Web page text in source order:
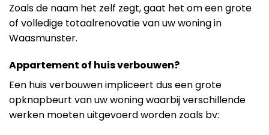
Zoals de naam het zelf zegt, gaat het om een grote
of volledige totaalrenovatie van uw woning in
Waasmunster.
Appartement of huis verbouwen?
Een huis verbouwen impliceert dus een grote
opknapbeurt van uw woning waarbij verschillende
werken moeten uitgevoerd worden zoals bv: